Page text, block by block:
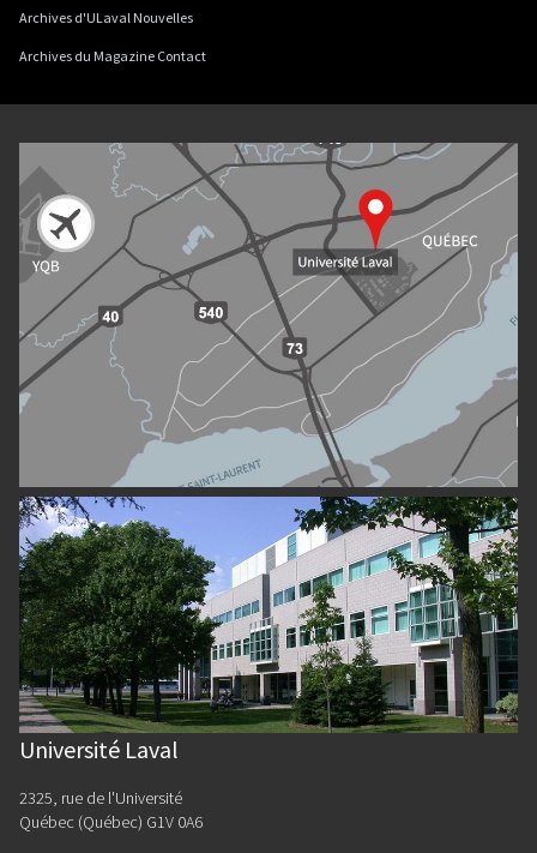
Archives d'ULaval Nouvelles
Archives du Magazine Contact
Université Laval
2325, rue de l'Université
Québec (Québec) G1V 0A6